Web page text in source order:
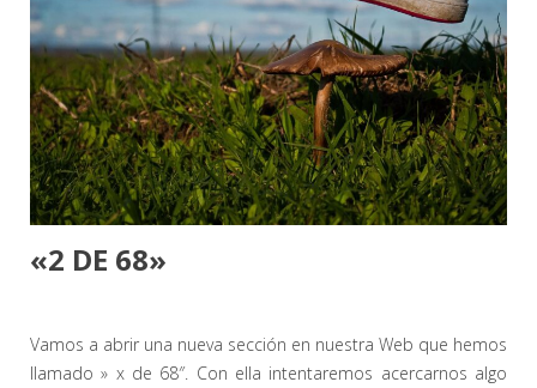
«2 DE 68»
Vamos a abrir una nueva sección en nuestra Web que hemos
llamado » x de 68″. Con ella intentaremos acercarnos algo